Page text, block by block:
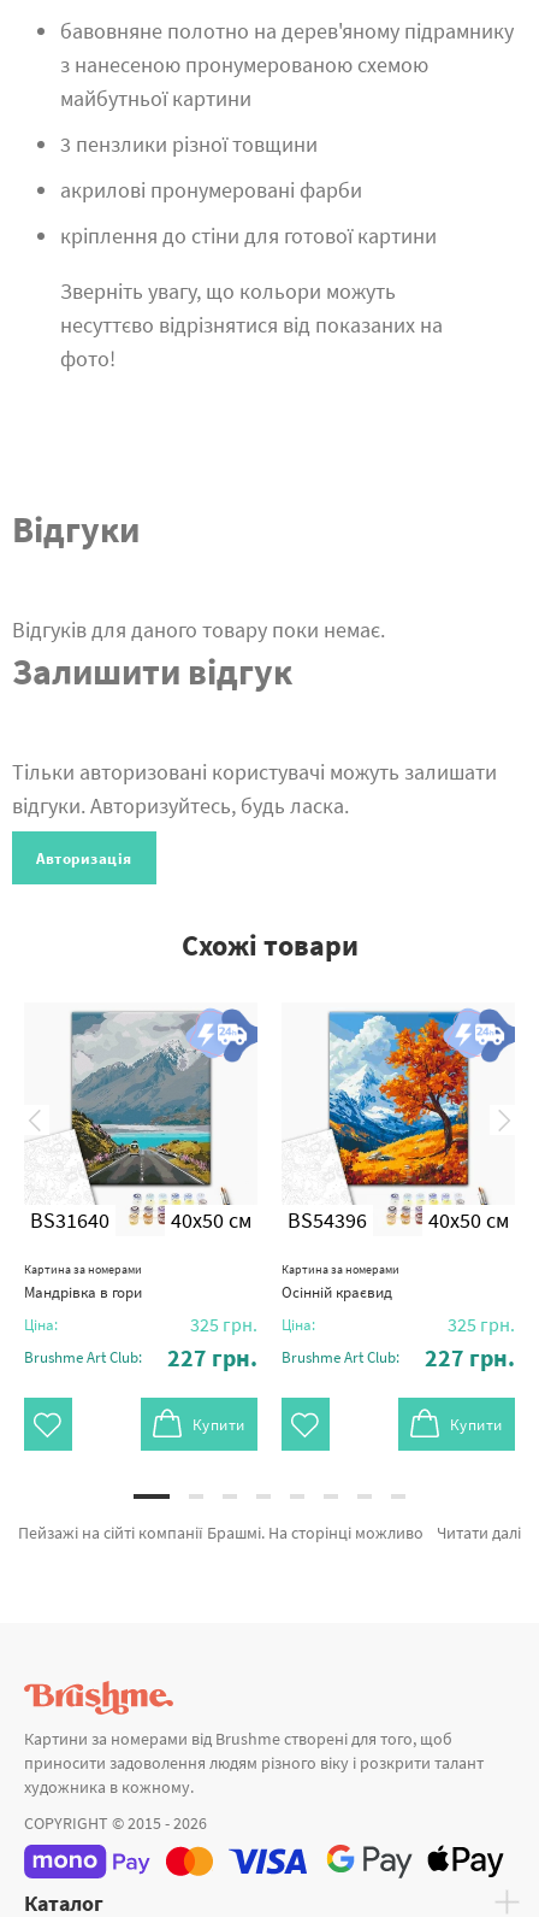
бавовняне полотно на дерев'яному підрамнику
з нанесеною пронумерованою схемою
майбутньої картини
3 пензлики різної товщини
акрилові пронумеровані фарби
кріплення до стіни для готової картини
Зверніть увагу, що кольори можуть
несуттєво відрізнятися від показаних на
фото!
Відгуки
Відгуків для даного товару поки немає.
Залишити відгук
Тільки авторизовані користувачі можуть залишати
відгуки. Авторизуйтесь, будь ласка.
Авторизація
Схожі товари
BS31640 40x50 см
Картина за номерами
Мандрівка в гори
Ціна: 325 грн.
Brushme Art Club: 227 грн.
Купити
BS54396 40x50 см
Картина за номерами
Осінній краєвид
Ціна: 325 грн.
Brushme Art Club: 227 грн.
Купити
Читати далі
Пейзажі на сійті компанії Брашмі. На сторінці можливо швидко купити Картина за номерами Мальовничий ранок BS51584L від лідируючого виробника Brushme який надихає оригінальністю. Кожен продукт категорії «Картини за номерами» зроблено з любов'ю. Небесний вогонь © Sergiy Stepanenko, Келихи Дуомо ©Оксана Воробій и Яскраве приморське містечко а также професійних розробників за кращими цінами. Купуючи Полотна та картина за номерами для дітей, швидка доставка Бровари або інші районні центри. KIDS разом з картини за номерами аксесуари, замовляйте прямо зараз!
Картини за номерами від Brushme створені для того, щоб
приносити задоволення людям різного віку і розкрити талант
художника в кожному.
COPYRIGHT © 2015 - 2026
Каталог